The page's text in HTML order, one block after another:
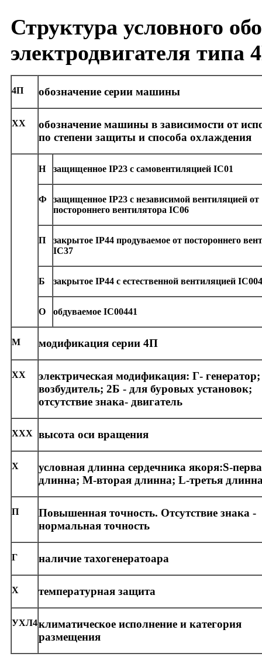
Структура условного
электродвигателя типа
4П обозначение серии машины
ХХ
обозначение машины в зависимости от
по степени защиты и способа охлаждения
Н защищенное IP23 c самовентиляцией IC01
Ф защищенное IP23 c независимой вентиляцией от
постороннего вентилятора IC06
П закрытое IP44 продуваемое от постороннего
IC37
Б закрытое IP44 c естественной вентиляцией IC
О обдуваемое IC00441
М модификация серии 4П
ХХ
электрическая модификация: Г-
возбудитель; 2Б - для буровых установок;
отсутствие знака- двигатель
ХХХ высота оси вращения
Х условная длинна сердечника якоря:S-
длинна; М-вторая длинна; L-третья
П
Повышенная точность. Отсутствие знака -
нормальная точность
Г наличие тахогенератоара
Х температурная защита
УХЛ4климатическое исполнение и категория
размещения